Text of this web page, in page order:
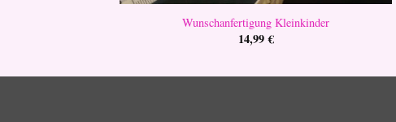
Wunschanfertigung Kleinkinder
14,99€